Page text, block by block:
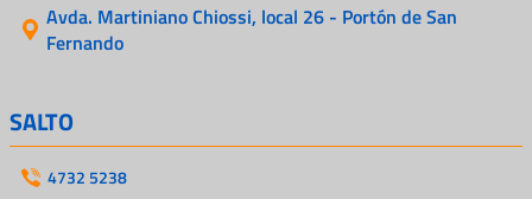
Avda. Martiniano Chiossi, local 26 - Portón de San
Fernando
SALTO
4732 5238